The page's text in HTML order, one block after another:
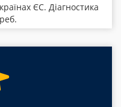
ЄС. Діагностика